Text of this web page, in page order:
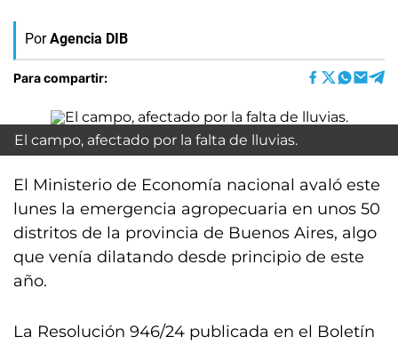
Por Agencia DIB
Para compartir:
El campo, afectado por la falta de lluvias.
El Ministerio de Economía nacional avaló este
lunes la emergencia agropecuaria en unos 50
distritos de la provincia de Buenos Aires, algo
que venía dilatando desde principio de este
año.
La Resolución 946/24 publicada en el Boletín